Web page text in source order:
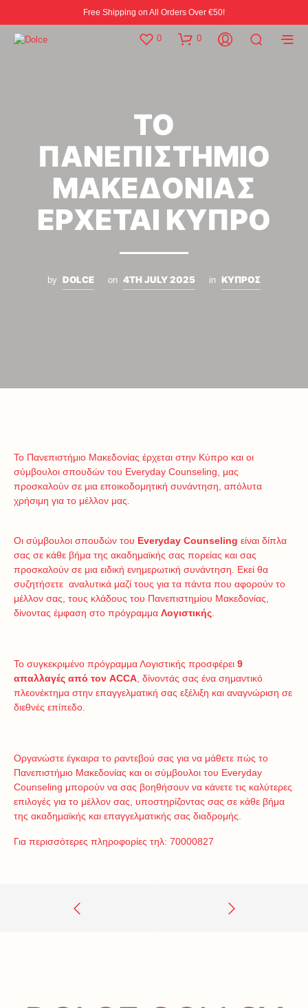
Free Shipping on All Orders Over €50!
0 0
ΤΟ
ΠΑΝΕΠΙΣΤΗΜΙΟ
ΜΑΚΕΔΟΝΙΑΣ
ΕΡΧΕΤΑΙ ΚΥΠΡΟ
by DOLCE on 4TH JULY 2025 in ΚΥΠΡΟΣ
Το Πανεπιστήμιο Μακεδονίας έρχεται στην Κύπρο και οι
σύμβουλοι σπουδών του Everyday Counseling, μας
προσκαλούν σε μια εποικοδομητική συνάντηση, απόλυτα
χρήσιμη για το μέλλον μας.
Οι σύμβουλοι σπουδών του Everyday Counseling είναι δίπλα
σας σε κάθε βήμα της ακαδημαϊκής σας πορείας και σας
προσκαλούν σε μια ειδική ενημερωτική συνάντηση. Εκεί θα
συζητήσετε αναλυτικά μαζί τους για τα πάντα που αφορούν το
μέλλον σας, τους κλάδους του Πανεπιστημίου Μακεδονίας,
δίνοντας έμφαση στο πρόγραμμα Λογιστικής
Το συγκεκριμένο πρόγραμμα Λογιστικής προσφέρει 9
απαλλαγές από τον ACCA , δίνοντάς σας ένα σημαντικό
πλεονέκτημα στην επαγγελματική σας εξέλιξη και αναγνώριση σε
διεθνές επίπεδο.
Οργανώστε έγκαιρα το ραντεβού σας για να μάθετε πώς το
Πανεπιστήμιο Μακεδονίας και οι σύμβουλοι του Everyday
Counseling μπορούν να σας βοηθήσουν να κάνετε τις καλύτερες
επιλογές για το μέλλον σας, υποστηρίζοντας σας σε κάθε βήμα
της ακαδημαϊκής και επαγγελματικής σας διαδρομής.
Για περισσότερες πληροφορίες τηλ: 70000827